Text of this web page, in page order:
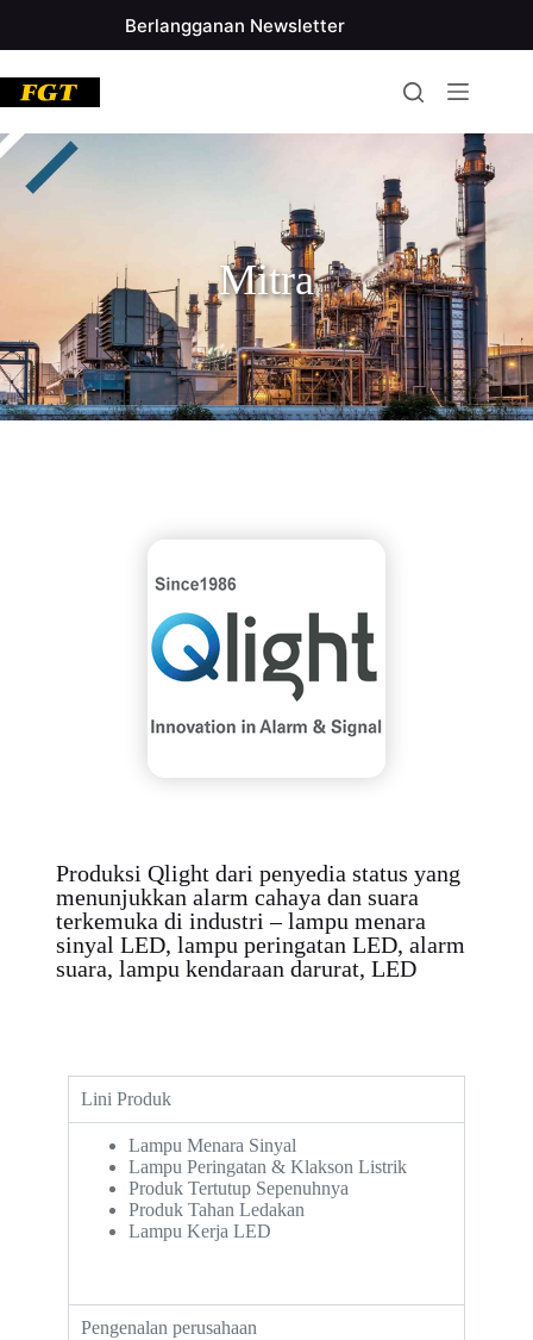
Berlangganan Newsletter
Mitra
Produksi Qlight dari penyedia status yang
menunjukkan alarm cahaya dan suara
terkemuka di industri – lampu menara
sinyal LED, lampu peringatan LED, alarm
suara, lampu kendaraan darurat, LED
Lini Produk
Lampu Menara Sinyal
Lampu Peringatan & Klakson Listrik
Produk Tertutup Sepenuhnya
Produk Tahan Ledakan
Lampu Kerja LED
Pengenalan perusahaan